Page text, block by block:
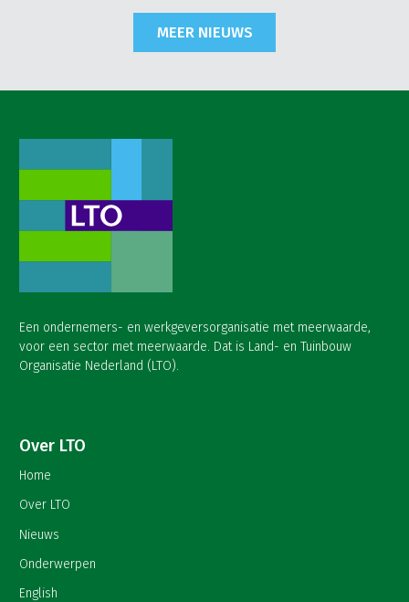
MEER NIEUWS
Een ondernemers- en werkgeversorganisatie met meerwaarde,
voor een sector met meerwaarde. Dat is Land- en Tuinbouw
Organisatie Nederland (LTO).
Over LTO
Home
Over LTO
Nieuws
Onderwerpen
English